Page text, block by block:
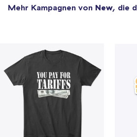
Mehr Kampagnen von New, die